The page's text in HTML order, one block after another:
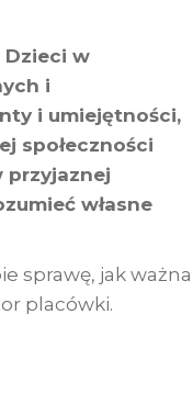
Dzieci w
i
i umiejętności,
społeczności
przyjaznej
własne
sprawę, jak ważna
placówki.